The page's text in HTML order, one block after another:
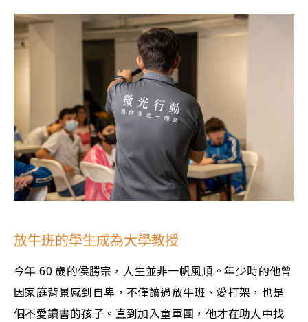
放牛班的學生成為大學教授
今年 60 歲的侯勝宗，人生並非一帆風順。年少時的他曾
因家庭背景感到自卑，不僅讀過放牛班、愛打架，也是
個不愛讀書的孩子。直到加入童軍團，他才在助人中找